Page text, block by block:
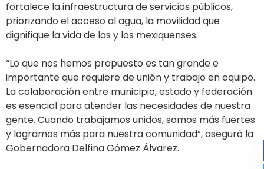
fortalece la infraestructura de servicios públicos,
priorizando el acceso al agua, la movilidad que
dignifique la vida de las y los mexiquenses.
“Lo que nos hemos propuesto es tan grande e
importante que requiere de unión y trabajo en equipo.
La colaboración entre municipio, estado y federación
es esencial para atender las necesidades de nuestra
gente. Cuando trabajamos unidos, somos más fuertes
y logramos más para nuestra comunidad”, aseguró la
Gobernadora Delfina Gómez Álvarez.